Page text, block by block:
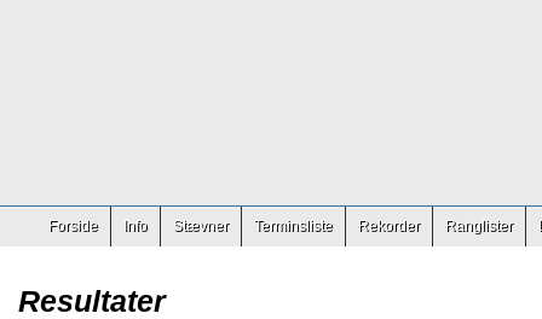
Forside Info Stævner Terminsliste Rekorder Ranglister
Resultater